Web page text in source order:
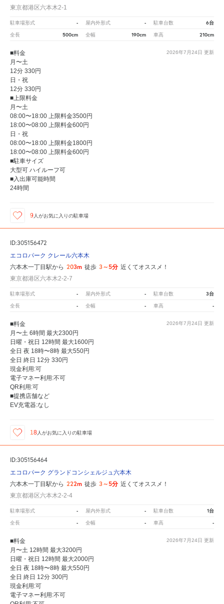
東京都港区六本木2-1
駐車場形式 - 屋内外形式 - 駐車台数 6台
全長 500cm 全幅 190cm 車高 210cm
2026年7月24日 更新
■料金
月〜土
12分 330円
日・祝
12分 330円
■上限料金
月〜土
08:00〜18:00 上限料金3500円
18:00〜08:00 上限料金600円
日・祝
08:00〜18:00 上限料金1800円
18:00〜08:00 上限料金600円
■駐車サイズ
大型可 ハイルーフ可
■入出庫可能時間
24時間
9 人がお気に入りの駐車場
ID:305156472
エコロパーク クレール六本木
六本木一丁目駅から 203m 徒歩 3～5分 近くてオススメ！
東京都港区六本木2-2-7
駐車場形式 - 屋内外形式 - 駐車台数 3台
全長 - 全幅 - 車高 -
2026年7月24日 更新
■料金
月〜土 6時間 最大2300円
日曜・祝日 12時間 最大1600円
全日 夜 18時〜8時 最大550円
全日 終日 12分 330円
現金利用:可
電子マネー利用:不可
QR利用:可
■提携店舗など
EV充電器:なし
18 人がお気に入りの駐車場
ID:305156464
エコロパーク グランドコンシェルジュ六本木
六本木一丁目駅から 222m 徒歩 3～5分 近くてオススメ！
東京都港区六本木2-2-4
駐車場形式 - 屋内外形式 - 駐車台数 1台
全長 - 全幅 - 車高 -
2026年7月24日 更新
■料金
月〜土 12時間 最大3200円
日曜・祝日 12時間 最大2000円
全日 夜 18時〜8時 最大550円
全日 終日 12分 300円
現金利用:可
電子マネー利用:不可